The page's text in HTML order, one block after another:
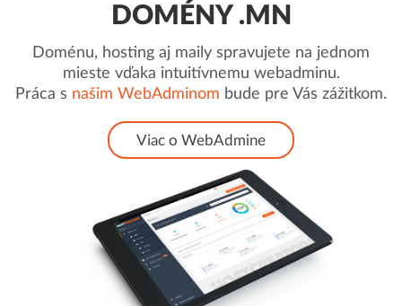
DOMÉNY .MN
Doménu, hosting aj maily spravujete na jednom
mieste vďaka intuitívnemu webadminu.
Práca s našim WebAdminom bude pre Vás zážitkom.
Viac o WebAdmine